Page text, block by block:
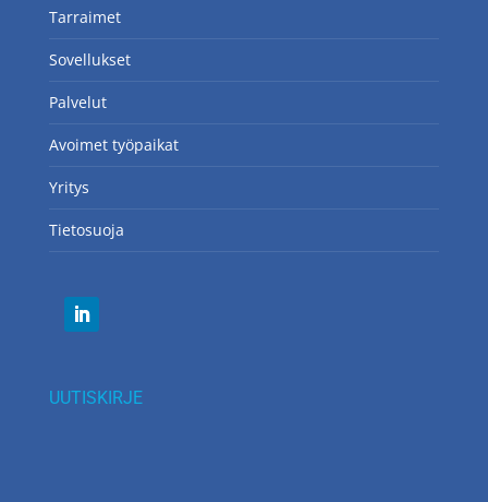
Tarraimet
Sovellukset
Palvelut
Avoimet työpaikat
Yritys
Tietosuoja
UUTISKIRJE